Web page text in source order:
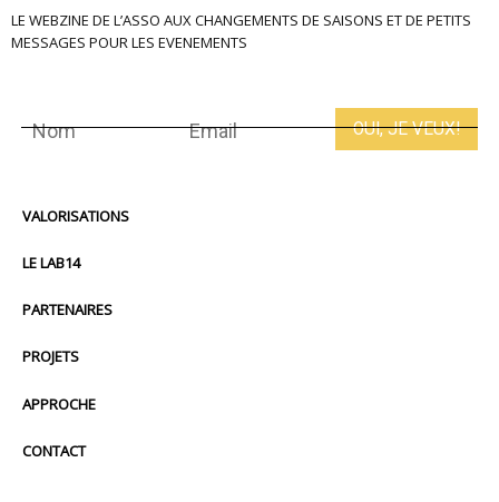
LE WEBZINE DE L’ASSO AUX CHANGEMENTS DE SAISONS ET DE PETITS
MESSAGES POUR LES EVENEMENTS
VALORISATIONS
LE LAB14
PARTENAIRES
PROJETS
APPROCHE
CONTACT